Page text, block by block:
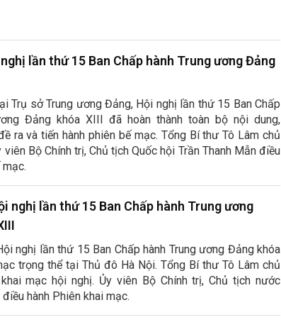
lần thứ 15 Ban Chấp hành Trung ương Đảng
Trụ sở Trung ương Đảng, Hội nghị lần thứ 15 Ban Chấp
Đảng khóa XIII đã hoàn thành toàn bộ nội dung,
ra và tiến hành phiên bế mạc. Tổng Bí thư Tô Lâm chủ
viên Bộ Chính trị, Chủ tịch Quốc hội Trần Thanh Mẫn điều
mạc.
nghị lần thứ 15 Ban Chấp hành Trung ương
nghị lần thứ 15 Ban Chấp hành Trung ương Đảng khóa
trọng thể tại Thủ đô Hà Nội. Tổng Bí thư Tô Lâm chủ
mạc hội nghị. Ủy viên Bộ Chính trị, Chủ tịch nước
hành Phiên khai mạc.